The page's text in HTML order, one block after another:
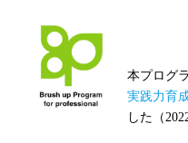
本プログ
実践力育
した（